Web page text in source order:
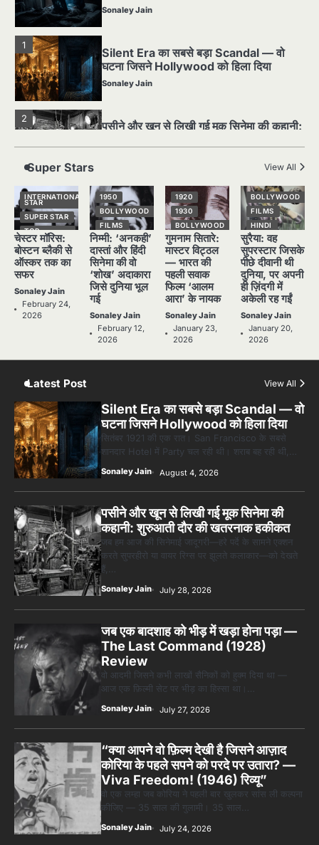
Sonaley Jain
1
Silent Era का सबसे बड़ा Scandal — वो
घटना जिसने Hollywood को हिला दिया
Sonaley Jain
2
पसीने और खून से लिखी गई मूक सिनेमा की कहानी:
3
जब एक बादशाह को भीड़ में खड़ा होना पड़ा —
The Last Command (1928) Review
Sonaley Jain
4
“क्या आपने वो फ़िल्म देखी है जिसने आज़ाद कोरिया
के पहले सपने को परदे पर उतारा? — Viva
Freedom! (1946) रिव्यू”
Sonaley Jain
5 Horror Films जो आपको रात को अकेले नहीं
Super Stars View All
INTERNATIONAL
STAR
SUPER STAR
TOP
STORIES
चेस्टर मॉरिस:
बोस्टन ब्लैकी से
ऑस्कर तक का
सफर
Sonaley Jain
February 24,
2026
1950
BOLLYWOOD
FILMS
HINDI
NATIONAL
STAR
POPULAR
SUPER STAR
TOP
निम्मी: ‘अनकही’
दास्तां और हिंदी
सिनेमा की वो
‘शोख’ अदाकारा
जिसे दुनिया भूल
गई
Sonaley Jain
February 12,
2026
1920
1930
BOLLYWOOD
HINDI
NATIONAL
STAR
OLD FILMS
SUPER STAR
TOP
गुमनाम सितारे:
मास्टर विट्ठल
— भारत की
पहली सवाक
फिल्म ‘आलम
आरा’ के नायक
Sonaley Jain
January 23,
2026
BOLLYWOOD
FILMS
HINDI
NATIONAL
SUPER STAR
TOP
STORIES
सुरैया: वह
सुपरस्टार जिसके
पीछे दीवानी थी
दुनिया, पर अपनी
ही ज़िंदगी में
अकेली रह गईं
Sonaley Jain
January 20,
2026
Latest Post View All
Silent Era का सबसे बड़ा Scandal — वो
घटना जिसने Hollywood को हिला दिया
सितंबर 1921 की एक रात। San Francisco के सबसे
शानदार Hotel में Party चल रही थी। शराब बह रही थी,…
Sonaley Jain August 4, 2026
पसीने और खून से लिखी गई मूक सिनेमा की
कहानी: शुरुआती दौर की खतरनाक हकीकत
जब हम आज की सिनेमाई जादूगरी—हरे पर्दे के सामने एक्शन
करते सुपरहीरो या वायर रिग्स पर झूलते कलाकार—को देखते
हैं,…
Sonaley Jain July 28, 2026
जब एक बादशाह को भीड़ में खड़ा होना पड़ा —
The Last Command (1928)
Review
वो आदमी जिसने कभी लाखों सैनिकों को हुक्म दिया था —
आज एक फ़िल्मी सेट पर भीड़ का हिस्सा था।…
Sonaley Jain July 27, 2026
“क्या आपने वो फ़िल्म देखी है जिसने आज़ाद
कोरिया के पहले सपने को परदे पर उतारा? —
Viva Freedom! (1946) रिव्यू”
वो एक लम्हा जब कोरिया ने पहली बार खुलकर सांस ली कल्पना
कीजिए — 35 साल की गुलामी। 35 साल…
Sonaley Jain July 24, 2026